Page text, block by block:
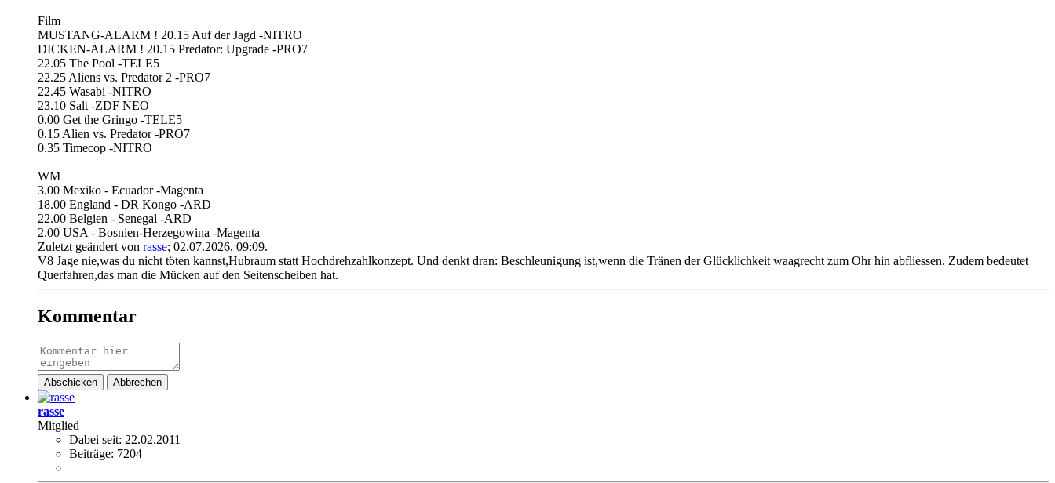
Film
MUSTANG-ALARM ! 20.15 Auf der Jagd -NITRO
DICKEN-ALARM ! 20.15 Predator: Upgrade -PRO7
22.05 The Pool -TELE5
22.25 Aliens vs. Predator 2 -PRO7
22.45 Wasabi -NITRO
23.10 Salt -ZDF NEO
0.00 Get the Gringo -TELE5
0.15 Alien vs. Predator -PRO7
0.35 Timecop -NITRO
WM
3.00 Mexiko - Ecuador -Magenta
18.00 England - DR Kongo -ARD
22.00 Belgien - Senegal -ARD
2.00 USA - Bosnien-Herzegowina -Magenta
Zuletzt geändert von rasse; 02.07.2026, 09:09.
V8 Jage nie,was du nicht töten kannst,Hubraum statt Hochdrehzahlkonzept. Und denkt dran: Beschleunigung ist,wenn die Tränen der Glücklichkeit waagrecht zum Ohr hin abfliessen. Zudem bedeutet
Querfahren,das man die Mücken auf den Seitenscheiben hat.
Kommentar
Abschicken Abbrechen
rasse
Mitglied
Dabei seit: 22.02.2011
Beiträge: 7204